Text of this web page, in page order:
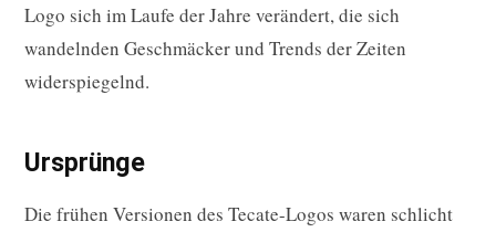
Logo sich im Laufe der Jahre verändert, die sich
wandelnden Geschmäcker und Trends der Zeiten
widerspiegelnd.
Ursprünge
Die frühen Versionen des Tecate-Logos waren schlicht